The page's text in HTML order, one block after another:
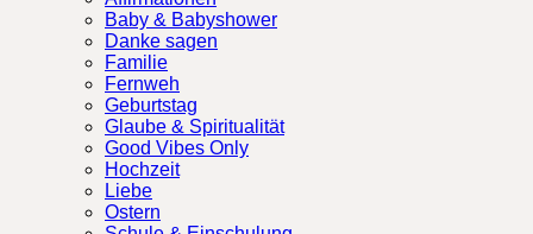
Baby & Babyshower
Danke sagen
Familie
Fernweh
Geburtstag
Glaube & Spiritualität
Good Vibes Only
Hochzeit
Liebe
Ostern